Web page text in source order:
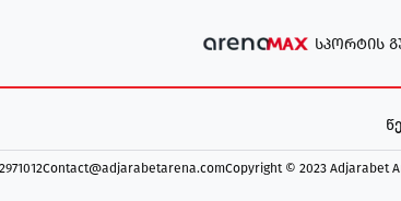
ᲡᲞᲝᲠᲢᲘᲡ
Contact@adjarabetarena.comCopyright © 2023 Adjarabet